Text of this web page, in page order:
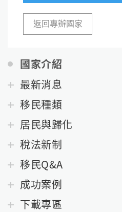
國家介紹
最新消息
移民種類
居民與歸化
稅法新制
移民Q&A
成功案例
下載專區
返回專辦國家